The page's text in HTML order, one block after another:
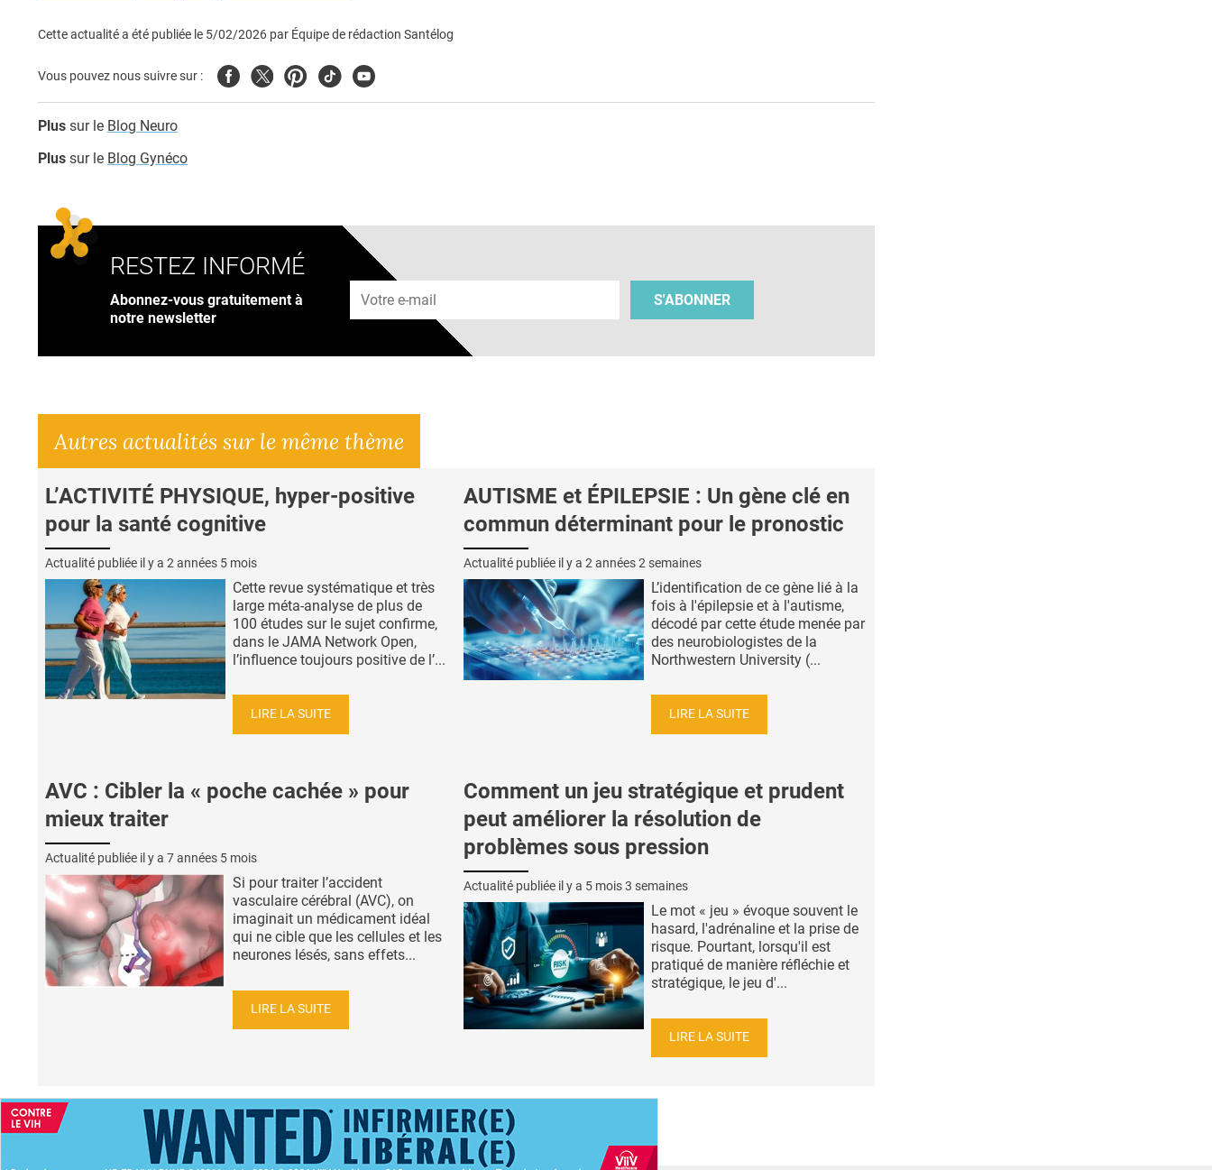
Cette actualité a été publiée le 5/02/2026 par Équipe de rédaction Santélog
Vous pouvez nous suivre sur : FacebookTwitterPinterest
TiktokYoutube
Plus sur le Blog Neuro
Plus sur le Blog Gynéco
RESTEZ INFORMÉ
Abonnez-vous gratuitement à
notre newsletter
Adresse e-mail
S'ABONNER
Autres actualités sur le même thème
L’ACTIVITÉ PHYSIQUE, hyper-positive
pour la santé cognitive
Actualité publiée il y a 2 années 5 mois
Cette revue systématique et très
large méta-analyse de plus de
100 études sur le sujet confirme,
dans le JAMA Network Open,
l’influence toujours positive de l’...
LIRE LA SUITE
AUTISME et ÉPILEPSIE : Un gène clé en
commun déterminant pour le pronostic
Actualité publiée il y a 2 années 2 semaines
L’identification de ce gène lié à la
fois à l'épilepsie et à l'autisme,
décodé par cette étude menée par
des neurobiologistes de la
Northwestern University (...
LIRE LA SUITE
AVC : Cibler la « poche cachée » pour
mieux traiter
Actualité publiée il y a 7 années 5 mois
Si pour traiter l’accident
vasculaire cérébral (AVC), on
imaginait un médicament idéal
qui ne cible que les cellules et les
neurones lésés, sans effets...
LIRE LA SUITE
Comment un jeu stratégique et prudent
peut améliorer la résolution de
problèmes sous pression
Actualité publiée il y a 5 mois 3 semaines
Le mot « jeu » évoque souvent le
hasard, l'adrénaline et la prise de
risque. Pourtant, lorsqu'il est
pratiqué de manière réfléchie et
stratégique, le jeu d'...
LIRE LA SUITE